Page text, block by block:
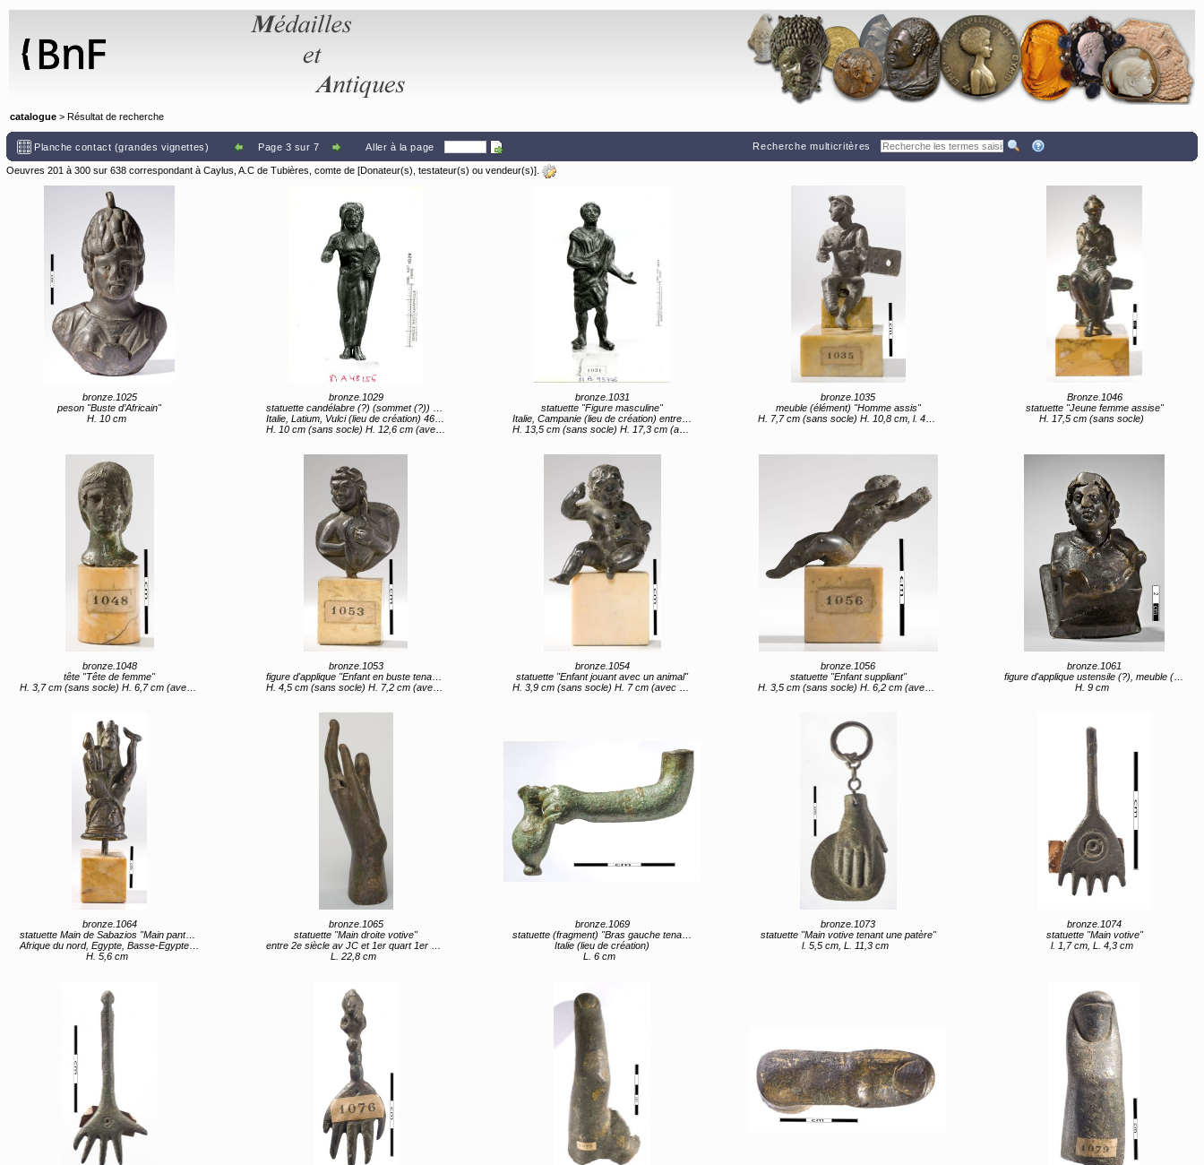
catalogue > Résultat de recherche
Planche contact (grandes vignettes) Page 3 sur 7 Aller à la page Recherche multicritères
Oeuvres 201 à 300 sur 638 correspondant à Caylus, A.C de Tubières, comte de [Donateur(s), testateur(s) ou vendeur(s)].
bronze.1025
peson "Buste d’Africain"
H. 10 cm
bronze.1029
statuette candélabre (?) (sommet (?)) "figure masculine"
Italie, Latium, Vulci (lieu de création) 460 av JC
H. 10 cm (sans socle) H. 12,6 cm (avec socle)
bronze.1031
statuette "Figure masculine"
Italie, Campanie (lieu de création) entre 4e siècle av JC et 3e siècle av JC
H. 13,5 cm (sans socle) H. 17,3 cm (avec socle)
bronze.1035
meuble (élément) "Homme assis"
H. 7,7 cm (sans socle) H. 10,8 cm, l. 4 cm, L. 6,8 cm (avec socle)
Bronze.1046
statuette "Jeune femme assise"
H. 17,5 cm (sans socle)
bronze.1048
tête "Tête de femme"
H. 3,7 cm (sans socle) H. 6,7 cm (avec socle)
bronze.1053
figure d'applique "Enfant en buste tenant un oiseau"
H. 4,5 cm (sans socle) H. 7,2 cm (avec socle)
bronze.1054
statuette "Enfant jouant avec un animal"
H. 3,9 cm (sans socle) H. 7 cm (avec socle)
bronze.1056
statuette "Enfant suppliant"
H. 3,5 cm (sans socle) H. 6,2 cm (avec socle)
bronze.1061
figure d'applique ustensile (?), meuble (?) (élément (?)) "Buste d’enfant"
H. 9 cm
bronze.1064
statuette Main de Sabazios "Main panthée"
Afrique du nord, Egypte, Basse-Egypte, Alexandrie (lieu de création)
H. 5,6 cm
bronze.1065
statuette "Main droite votive"
entre 2e siècle av JC et 1er quart 1er siècle av JC (vers)
L. 22,8 cm
bronze.1069
statuette (fragment) "Bras gauche tenant une oenochoé"
Italie (lieu de création)
L. 6 cm
bronze.1073
statuette "Main votive tenant une patère"
l. 5,5 cm, L. 11,3 cm
bronze.1074
statuette "Main votive"
l. 1,7 cm, L. 4,3 cm